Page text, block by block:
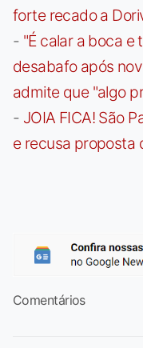
forte recado a
- "É calar a boca e
desabafo após
admite que "algo
- JOIA FICA! São
e recusa proposta
Comentários